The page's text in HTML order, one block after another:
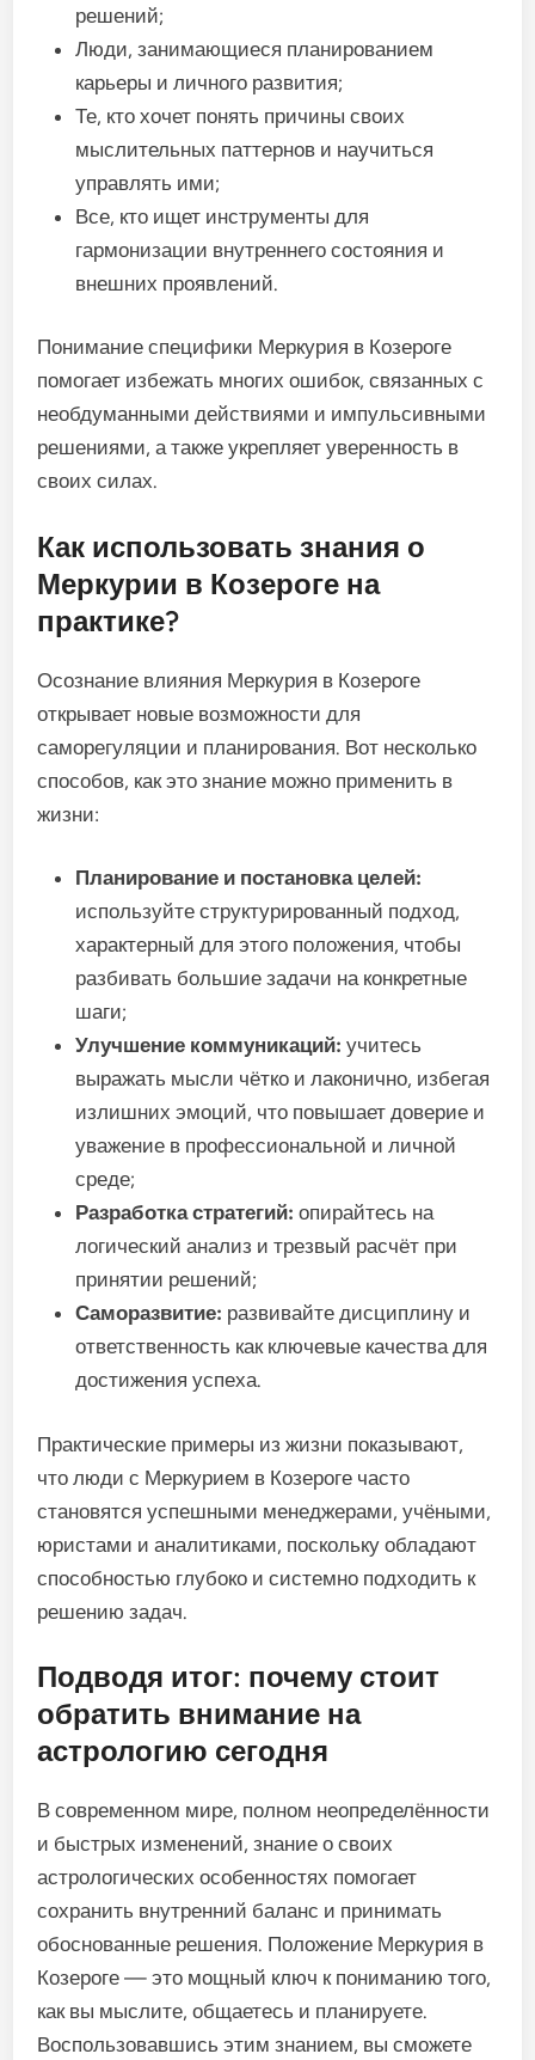
решений;
Люди, занимающиеся планированием
карьеры и личного развития;
Те, кто хочет понять причины своих
мыслительных паттернов и научиться
управлять ими;
Все, кто ищет инструменты для
гармонизации внутреннего состояния и
внешних проявлений.
Понимание специфики Меркурия в Козероге
помогает избежать многих ошибок, связанных с
необдуманными действиями и импульсивными
решениями, а также укрепляет уверенность в
своих силах.
Как использовать знания о
Меркурии в Козероге на
практике?
Осознание влияния Меркурия в Козероге
открывает новые возможности для
саморегуляции и планирования. Вот несколько
способов, как это знание можно применить в
жизни:
Планирование и постановка целей:
используйте структурированный подход,
характерный для этого положения, чтобы
разбивать большие задачи на конкретные
шаги;
Улучшение коммуникаций: учитесь
выражать мысли чётко и лаконично, избегая
излишних эмоций, что повышает доверие и
уважение в профессиональной и личной
среде;
Разработка стратегий: опирайтесь на
логический анализ и трезвый расчёт при
принятии решений;
Саморазвитие: развивайте дисциплину и
ответственность как ключевые качества для
достижения успеха.
Практические примеры из жизни показывают,
что люди с Меркурием в Козероге часто
становятся успешными менеджерами, учёными,
юристами и аналитиками, поскольку обладают
способностью глубоко и системно подходить к
решению задач.
Подводя итог: почему стоит
обратить внимание на
астрологию сегодня
В современном мире, полном неопределённости
и быстрых изменений, знание о своих
астрологических особенностях помогает
сохранить внутренний баланс и принимать
обоснованные решения. Положение Меркурия в
Козероге — это мощный ключ к пониманию того,
как вы мыслите, общаетесь и планируете.
Воспользовавшись этим знанием, вы сможете